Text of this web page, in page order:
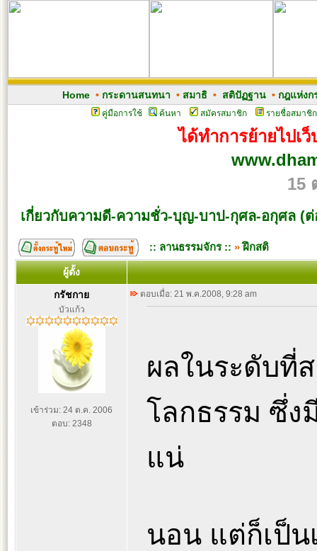
Home• กระดานสนทนา • สมาธิ• สติปัฏฐาน• กฎแห่งก
คู่มือการใช้ ค้นหา สมัครสมาชิก รายชื่อสมาชิก
ได้ทำการย้ายไปเ
15
เกี่ยวกับความดี-ความชั่ว-บุญ-บาป-กุศล-อกุศล (ต่
:: ลานธรรมจักร :: »ฝึกสติ
ผู้ตั้ง
กรัชกาย
บัวแก้ว
เข้าร่วม: 24 ต.ค. 2006
ตอบ: 2348
ตอบเมื่อ: 21 พ.ค.2008, 9:28 am
ผลในระดับที่
โลกธรรม ซึ่ง
แน่
นอน แต่ก็เป็น